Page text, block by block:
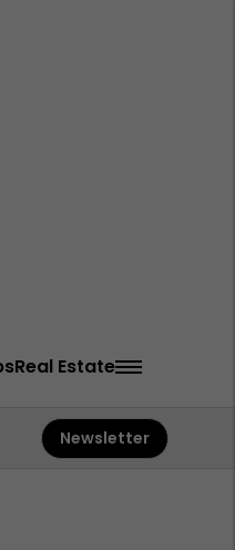
Real Estate
Newsletter